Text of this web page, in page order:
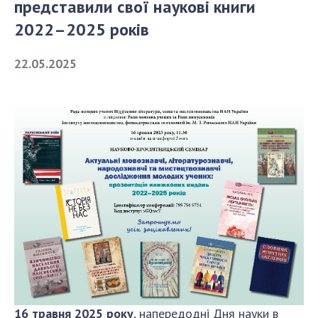
СТРУКТУРА
Секція фізико-технічних і математичних
наук
Секція хімічних і біологічних наук
Секція суспільних і гуманітарних наук
Установи при Президії
Ради, комітети та комісії
Наукові центри МОН та НАН України
Громадські організації
представили свої наукові книги
2022–2025 років
22.05.2025
16 травня 2025 року, напередодні Дня науки в